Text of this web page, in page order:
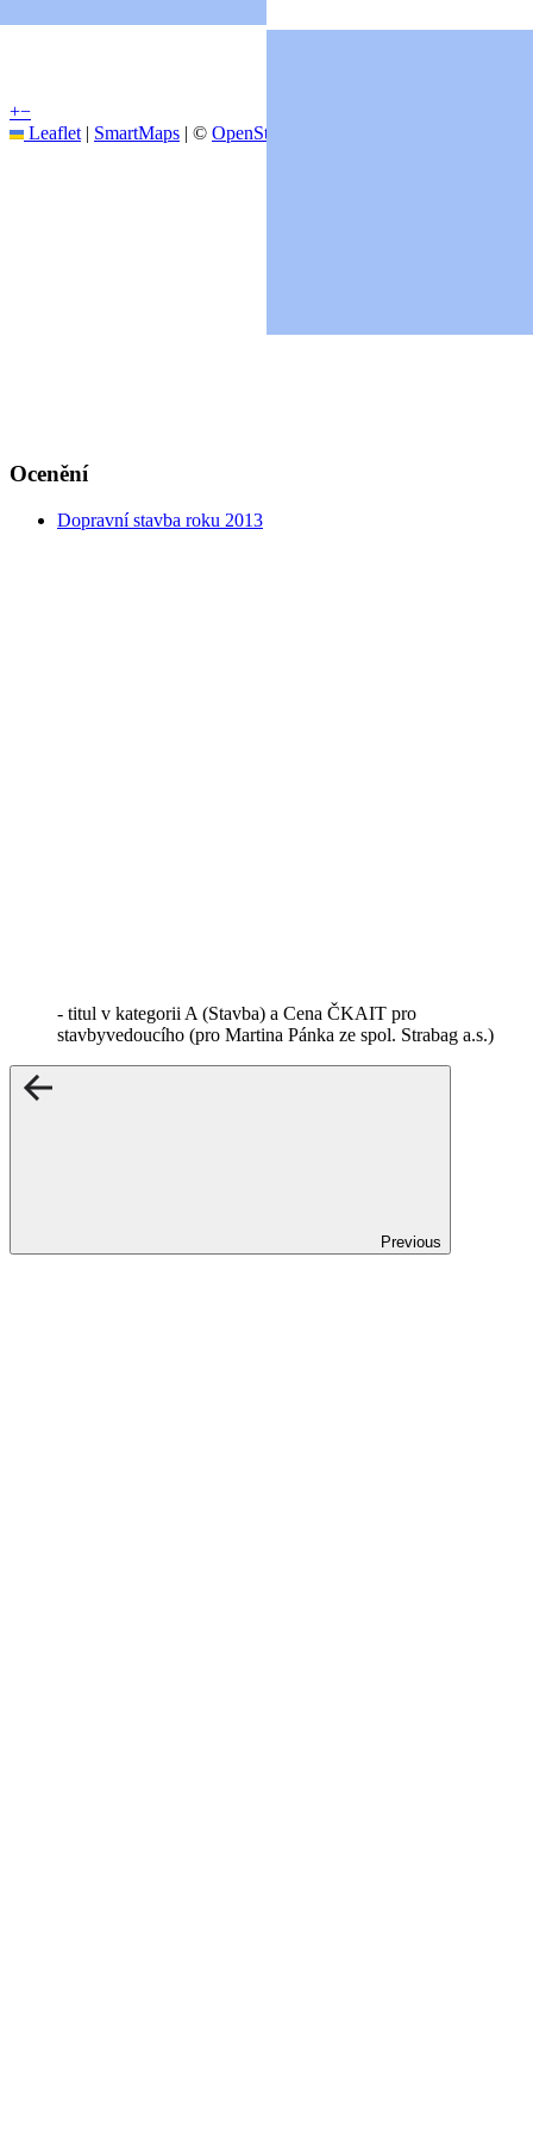
+−
Leaflet | SmartMaps | © OpenStreetMap
Ocenění
Dopravní stavba roku 2013
- titul v kategorii A (Stavba) a Cena ČKAIT pro
stavbyvedoucího (pro Martina Pánka ze spol. Strabag a.s.)
Previous